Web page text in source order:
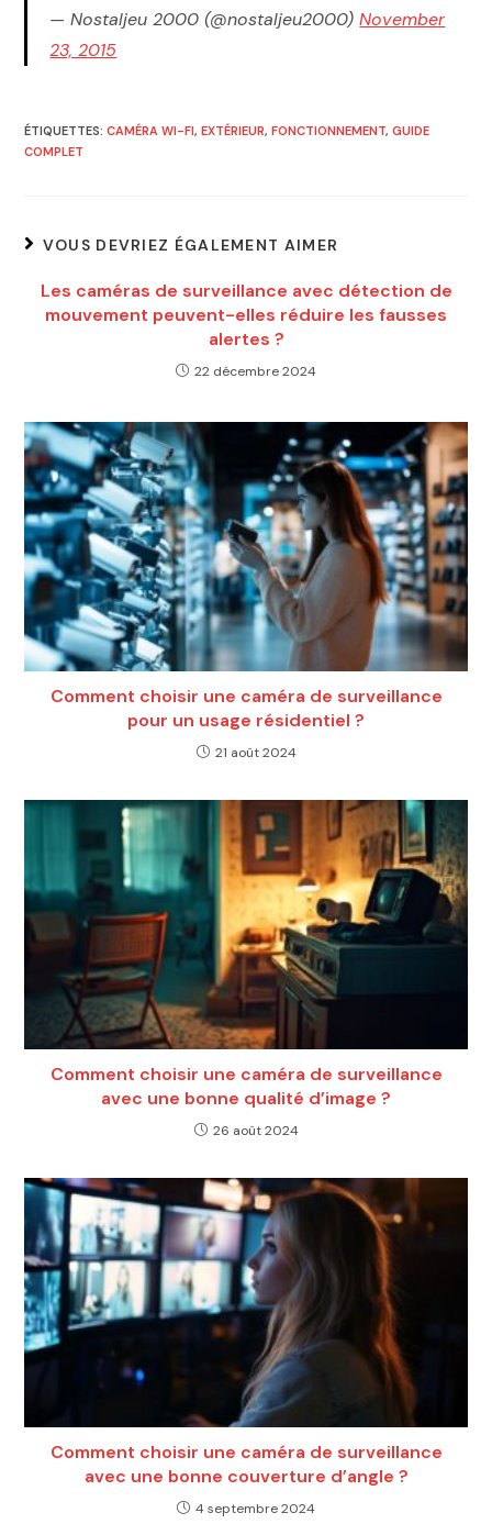
— Nostaljeu 2000 (@nostaljeu2000)November
23, 2015
ÉTIQUETTES:CAMÉRA WI-FI, EXTÉRIEUR, FONCTIONNEMENT, GUIDE
COMPLET
VOUS DEVRIEZ ÉGALEMENT AIMER
Les caméras de surveillance avec détection de
mouvement peuvent-elles réduire les fausses
alertes ?
22 décembre 2024
Comment choisir une caméra de surveillance
pour un usage résidentiel ?
21 août 2024
Comment choisir une caméra de surveillance
avec une bonne qualité d’image ?
26 août 2024
Comment choisir une caméra de surveillance
avec une bonne couverture d’angle ?
4 septembre 2024